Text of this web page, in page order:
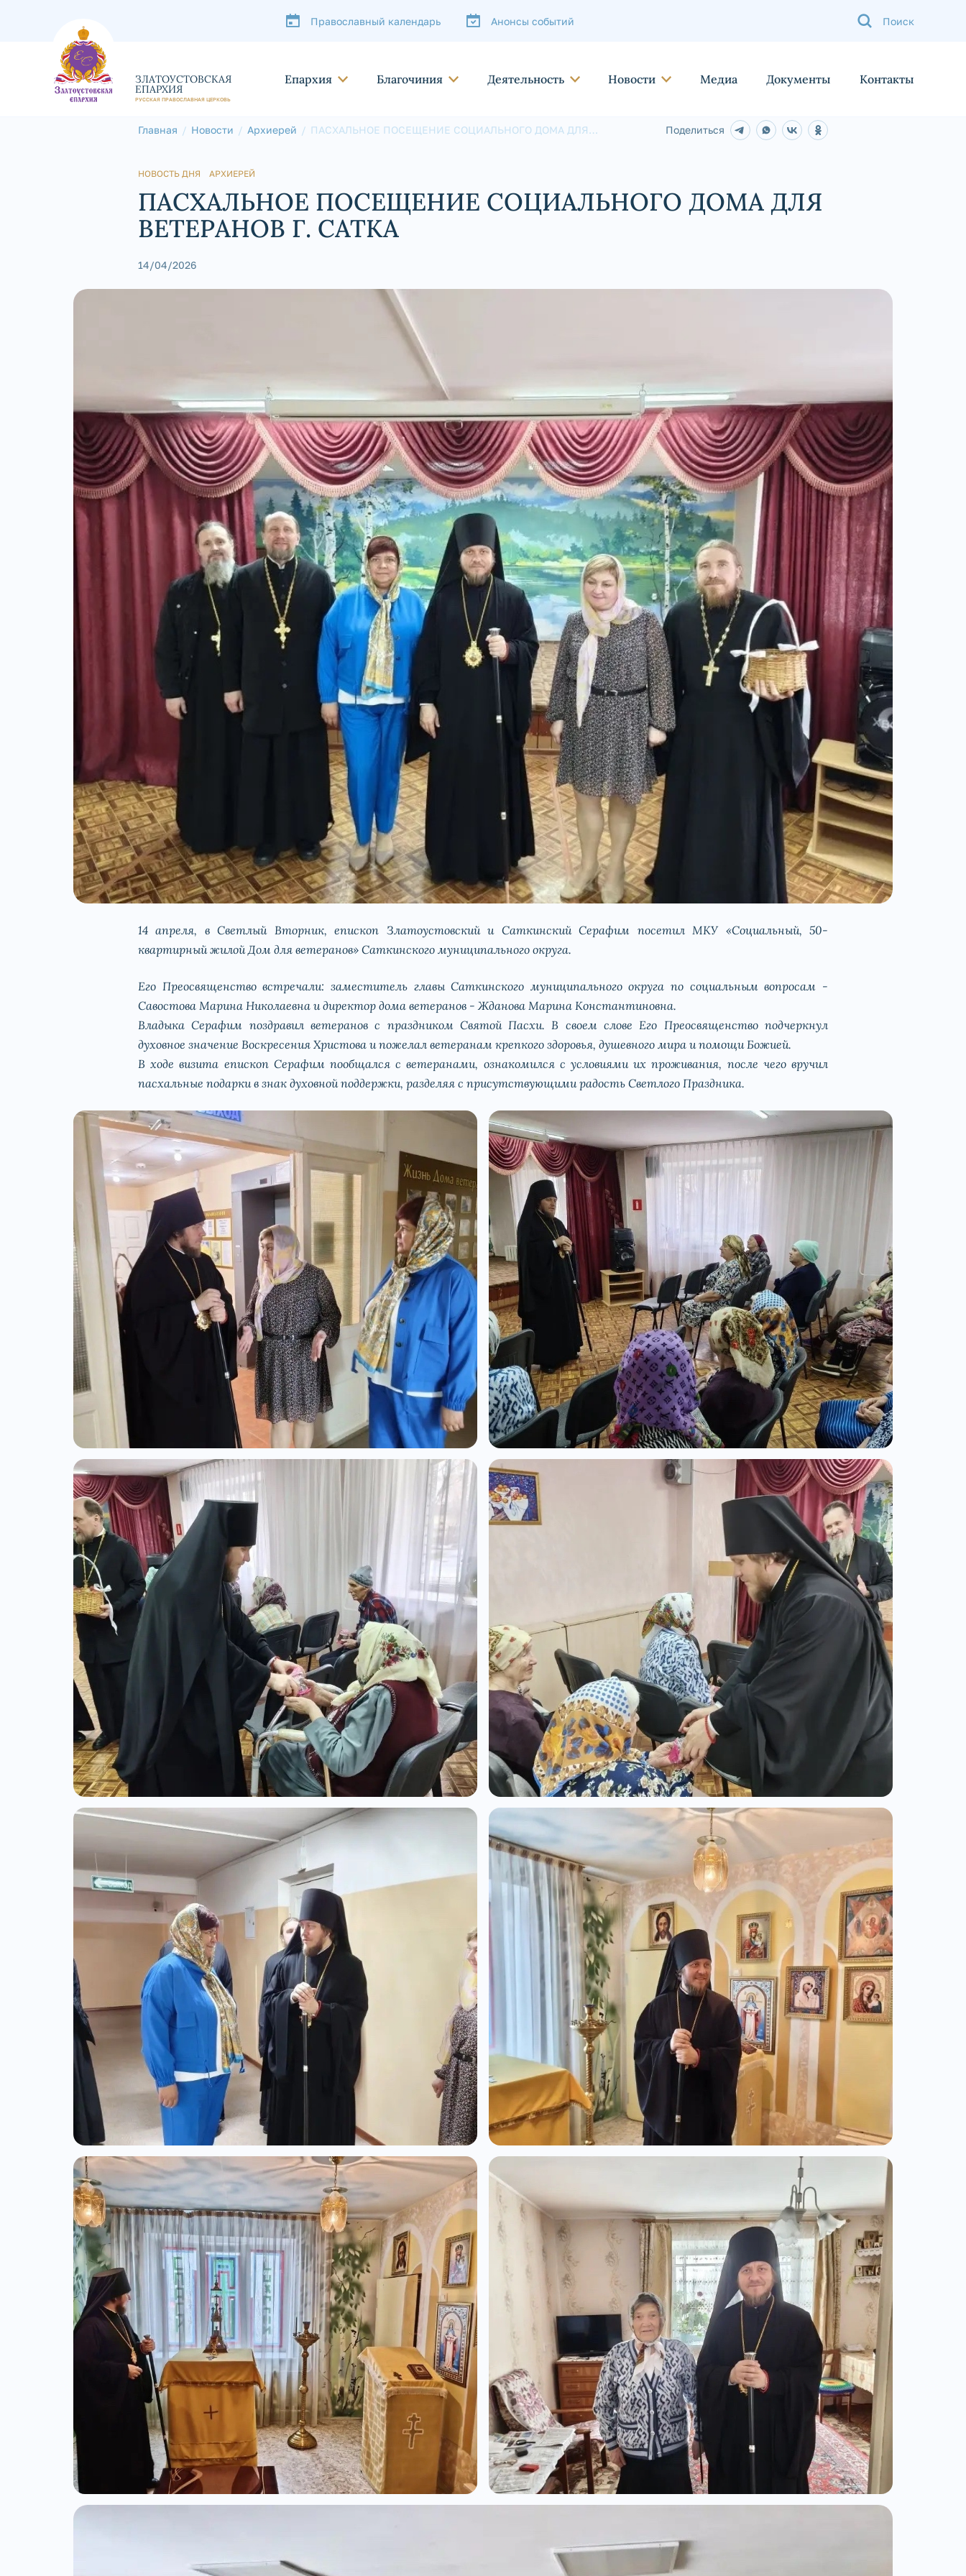
Православный календарь Анонсы событий
ЗЛАТОУСТОВСКАЯ
ЕПАРХИЯ
РУССКАЯ ПРАВОСЛАВНАЯ ЦЕРКОВЬ
Епархия Благочиния Деятельность Новости Медиа Документы Контакты
Главная Новости Архиерей
ПАСХАЛЬНОЕ ПОСЕЩЕНИЕ СОЦИАЛЬНОГО ДОМА ДЛЯ
Поделиться
НОВОСТЬ ДНЯ АРХИЕРЕЙ
ПАСХАЛЬНОЕ ПОСЕЩЕНИЕ СОЦИАЛЬНОГО ДОМА ДЛЯ
ВЕТЕРАНОВ Г. САТКА
14/04/2026
14 апреля, в Светлый Вторник, епископ Златоустовский и Саткинский Серафим посетил МКУ «Социальный, 50-
квартирный жилой Дом для ветеранов» Саткинского муниципального округа.
Его Преосвященство встречали: заместитель главы Саткинского муниципального округа по социальным вопросам -
Савостова Марина Николаевна и директор дома ветеранов - Жданова Марина Константиновна.
Владыка Серафим поздравил ветеранов с праздником Святой Пасхи. В своем слове Его Преосвященство подчеркнул
духовное значение Воскресения Христова и пожелал ветеранам крепкого здоровья, душевного мира и помощи Божией.
В ходе визита епископ Серафим пообщался с ветеранами, ознакомился с условиями их проживания, после чего вручил
пасхальные подарки в знак духовной поддержки, разделяя с присутствующими радость Светлого Праздника.